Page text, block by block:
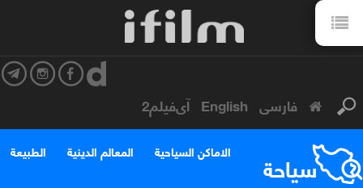
فارسی English آی‌فیلم2
سياحة الطبيعة المعالم الدينية الاماكن السياحية